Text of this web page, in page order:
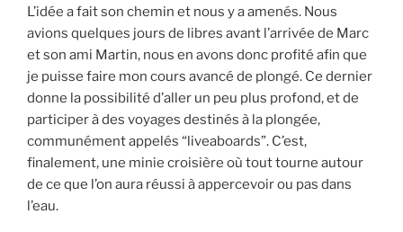
L’idée a fait son chemin et nous y a amenés. Nous
avions quelques jours de libres avant l’arrivée de Marc
et son ami Martin, nous en avons donc profité afin que
je puisse faire mon cours avancé de plongé. Ce dernier
donne la possibilité d’aller un peu plus profond, et de
participer à des voyages destinés à la plongée,
communément appelés “liveaboards”. C’est,
finalement, une minie croisière où tout tourne autour
de ce que l’on aura réussi à appercevoir ou pas dans
l’eau.